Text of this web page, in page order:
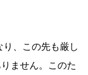
、この先も厳し
ません。このた